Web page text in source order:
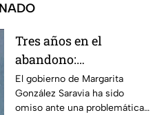
Tres años en el
abandono:
comerciantes de
Cuautla padecen las
El gobierno de Margarita
González Saravia ha sido
omiso ante una problemática